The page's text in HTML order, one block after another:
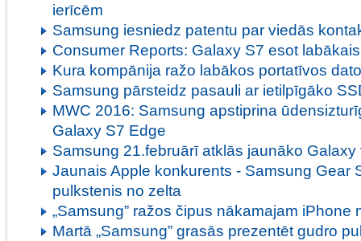
ierīcēm
Samsung iesniedz patentu par viedās
Consumer Reports: Galaxy S7 esot
Kura kompānija ražo labākos portatīvos
Samsung pārsteidz pasauli ar ietilpīgāko
MWC 2016: Samsung apstiprina
Galaxy S7 Edge
Samsung 21.februārī atklās jaunāko Galaxy
Jaunais Apple konkurents - Samsung Gear
pulkstenis no zelta
„Samsung” ražos čipus nākamajam iPhone
Martā „Samsung” grasās prezentēt gudro